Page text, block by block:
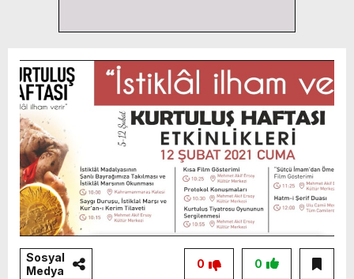
Sosyal
Medya
0
0